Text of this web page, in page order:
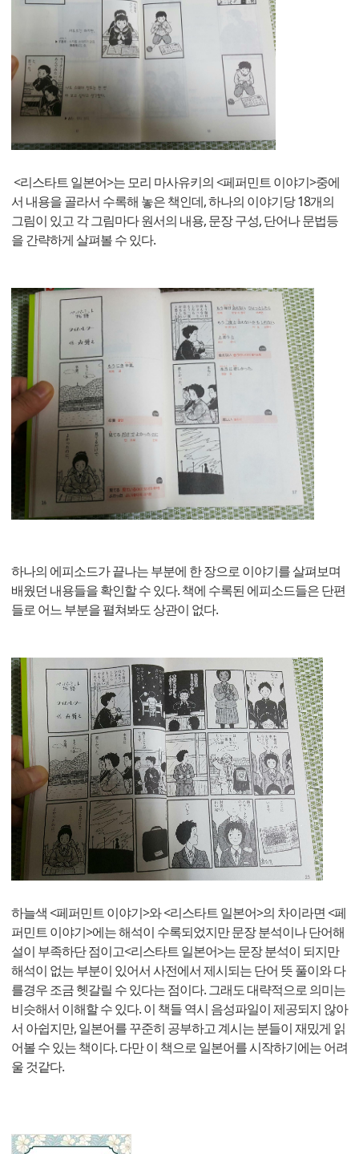
<리스타트 일본어>는 모리 마사유키의 <페퍼민트 이야기>중에
서 내용을 골라서 수록해 놓은 책인데, 하나의 이야기당 18개의
그림이 있고 각 그림마다 원서의 내용, 문장 구성, 단어나 문법등
을 간략하게 살펴볼 수 있다.
하나의 에피소드가 끝나는 부분에 한 장으로 이야기를 살펴보며
배웠던 내용들을 확인할 수 있다. 책에 수록된 에피소드들은 단편
들로 어느 부분을 펼쳐봐도 상관이 없다.
하늘색 <페퍼민트 이야기>와 <리스타트 일본어>의 차이라면 <페
퍼민트 이야기>에는 해석이 수록되었지만 문장 분석이나 단어해
설이 부족하단 점이고<리스타트 일본어>는 문장 분석이 되지만
해석이 없는 부분이 있어서 사전에서 제시되는 단어 뜻 풀이와 다
를경우 조금 헷갈릴 수 있다는 점이다. 그래도 대략적으로 의미는
비슷해서 이해할 수 있다. 이 책들 역시 음성파일이 제공되지 않아
서 아쉽지만, 일본어를 꾸준히 공부하고 계시는 분들이 재밌게 읽
어볼 수 있는 책이다. 다만 이 책으로 일본어를 시작하기에는 어려
울 것같다.